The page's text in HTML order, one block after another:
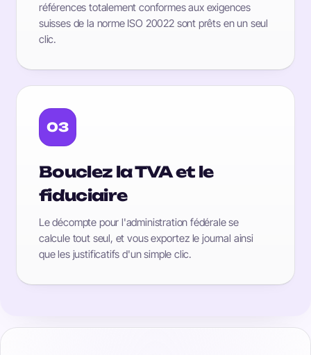
références totalement conformes aux exigences
suisses de la norme ISO 20022 sont prêts en un seul
clic.
03
Bouclez la TVA et le
fiduciaire
Le décompte pour l'administration fédérale se
calcule tout seul, et vous exportez le journal ainsi
que les justificatifs d'un simple clic.